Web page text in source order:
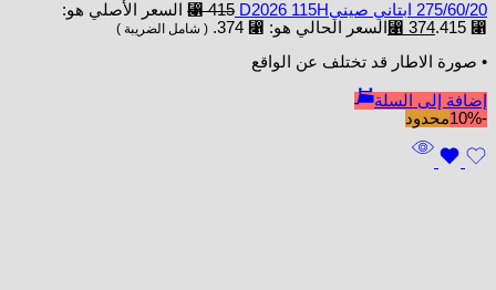
275/60/20 ابتاني صينيD2026 115H ⃁415
السعر الأصلي هو:
⃁ 415.
⃁ 374 السعر الحالي هو: ⃁ 374. ( شامل الضريبة )
• صورة الاطار قد تختلف عن الواقع
إضافة إلى السلة
-10%
محدود